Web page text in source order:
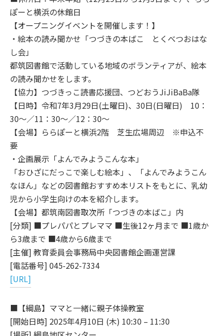
ぽーと横浜の休館日
【オープニングイベントを開催します！】
・絵本の読み聞かせ「つづきの本ばこ とくべつおはな
し会」
都筑図書館で活動している地域のボランティアが、絵本
の読み聞かせをします。
【協力】つづきっこ読書応援団、つどおうJiJiBaBa隊
【日時】令和7年3月29日(土曜日)、30日(日曜日) 10：
30～／11：30～／12：30～
【会場】ららぽーと横浜2階 芝生広場周辺 ※申込不
要
・企画展示「よんでみようこんな本」
「おひざにだっこで楽しむ絵本」、「よんでみようこん
なほん」などの図書館おすすめ本リストをもとに、乳幼
児から小学生向けの本を紹介します。
【会場】都筑南図書取次所「つづきの本ばこ」内
[分類] ■プレパパとプレママ ■生後12ヶ月まで ■1歳か
ら3歳まで ■4歳から6歳まで
[主催] 教育委員会事務局中央図書館企画運営課
[電話番号] 045-262-7334
[URL]
■【綱島】ママと一緒に親子体操教室
[開始日時] 2025年4月10日 (木) 10:30 – 11:30